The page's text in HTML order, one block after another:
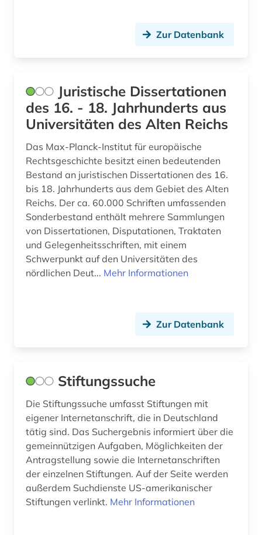
firma (1)
flora (2)
foraminiferen (1)
forschung (2)
forschungseinrichtung (2)
forschungsförderung (2)
forschungsprojekt (1)
forum menschenrechte (1)
frankreich (3)
galerie (1)
gartenbau (1)
gattung (1)
gauß, carl friedrich | mathematiker; geodät;
astronom; physiker (1)
Zur Datenbank
Juristische Dissertationen
des 16. - 18. Jahrhunderts aus
Universitäten des Alten Reichs
Das Max-Planck-Institut für europäische
Rechtsgeschichte besitzt einen bedeutenden
Bestand an juristischen Dissertationen des 16.
bis 18. Jahrhunderts aus dem Gebiet des Alten
Reichs. Der ca. 60.000 Schriften umfassenden
Sonderbestand enthält mehrere Sammlungen
von Dissertationen, Disputationen, Traktaten
und Gelegenheitsschriften, mit einem
Schwerpunkt auf den Universitäten des
nördlichen Deut... Mehr Informationen
Zur Datenbank
Stiftungssuche
Die Stiftungssuche umfasst Stiftungen mit
eigener Internetanschrift, die in Deutschland
tätig sind. Das Suchergebnis informiert über die
gemeinnützigen Aufgaben, Möglichkeiten der
Antragstellung sowie die Internetanschriften
der einzelnen Stiftungen. Auf der Seite werden
außerdem Suchdienste US-amerikanischer
Stiftungen verlinkt. Mehr Informationen